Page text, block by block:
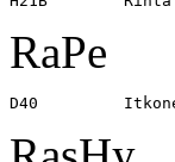
RaPe